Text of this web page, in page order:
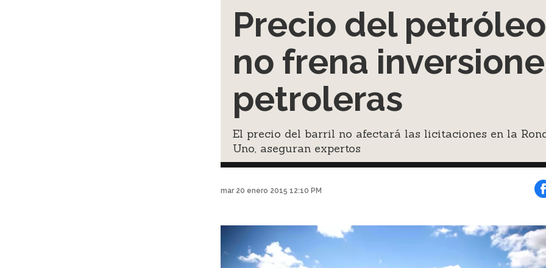
Precio del petróleo
no frena
petroleras
El precio del barril no afectará las licitaciones en la
Uno, aseguran expertos
mar 20 enero 2015 12:10 PM